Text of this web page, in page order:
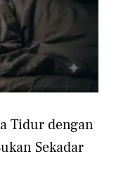
Tidur dengan
Sekadar